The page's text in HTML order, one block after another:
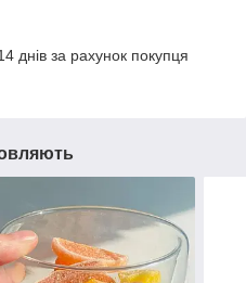
днів за рахунок покупця